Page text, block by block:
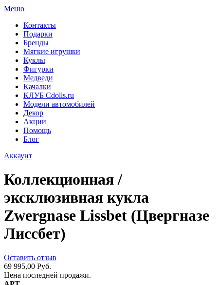
Меню
Контакты
Подарки
Бренды
Мягкие игрушки
Куклы
Фигурки
Медведи
Качалки
КЛУБ Cdolls.ru
Модели автомобилей
Декор
Акции
Помощь
Блог
Аккаунт
Коллекционная /
эксклюзивная кукла
Zwergnase Lissbet (Цвергназе
Лиссбет)
Оставить отзыв
69 995,00 Руб.
Цена последней продажи.